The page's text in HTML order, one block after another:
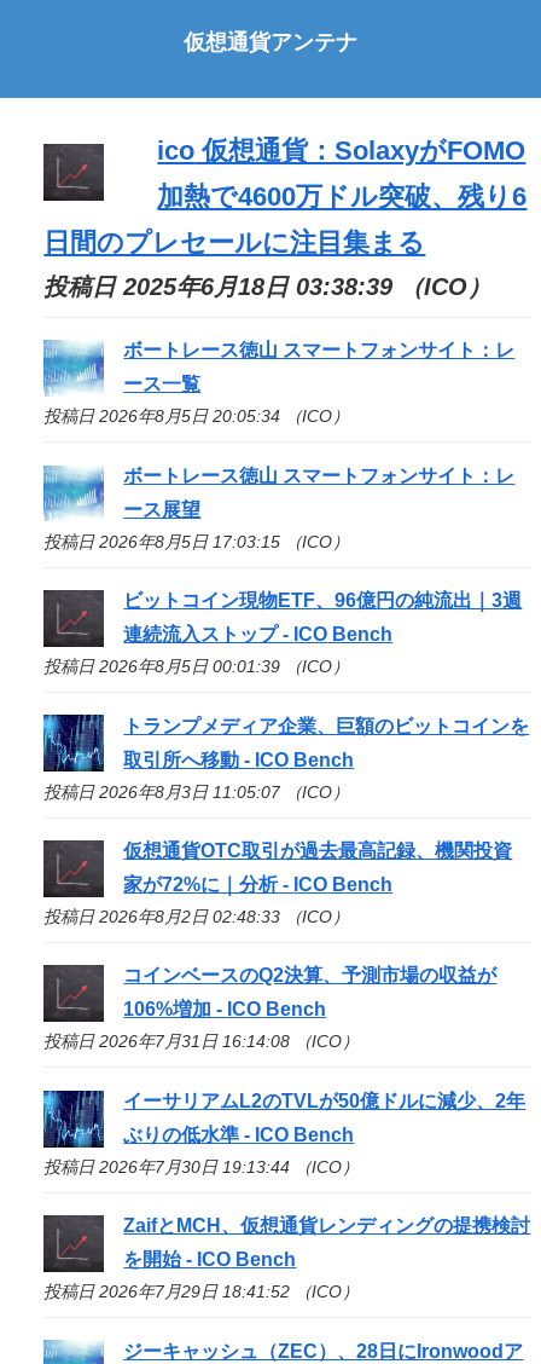
仮想通貨アンテナ
ico 仮想通貨：SolaxyがFOMO
加熱で4600万ドル突破、残り6
日間のプレセールに注目集まる
投稿日 2025年6月18日 03:38:39 （ICO）
ボートレース徳山 スマートフォンサイト：レ
ース一覧
投稿日 2026年8月5日 20:05:34 （ICO）
ボートレース徳山 スマートフォンサイト：レ
ース展望
投稿日 2026年8月5日 17:03:15 （ICO）
ビットコイン現物ETF、96億円の純流出｜3週
連続流入ストップ - ICO Bench
投稿日 2026年8月5日 00:01:39 （ICO）
トランプメディア企業、巨額のビットコインを
取引所へ移動 - ICO Bench
投稿日 2026年8月3日 11:05:07 （ICO）
仮想通貨OTC取引が過去最高記録、機関投資
家が72%に｜分析 - ICO Bench
投稿日 2026年8月2日 02:48:33 （ICO）
コインベースのQ2決算、予測市場の収益が
106%増加 - ICO Bench
投稿日 2026年7月31日 16:14:08 （ICO）
イーサリアムL2のTVLが50億ドルに減少、2年
ぶりの低水準 - ICO Bench
投稿日 2026年7月30日 19:13:44 （ICO）
ZaifとMCH、仮想通貨レンディングの提携検討
を開始 - ICO Bench
投稿日 2026年7月29日 18:41:52 （ICO）
ジーキャッシュ（ZEC）、28日にIronwoodア